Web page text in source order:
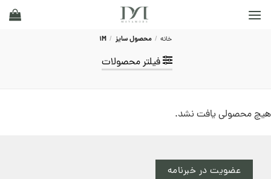
خانه / محصول سایز /
1M
فیلتر محصولات
هیچ محصولی یافت نشد.
عضویت در خبرنامه